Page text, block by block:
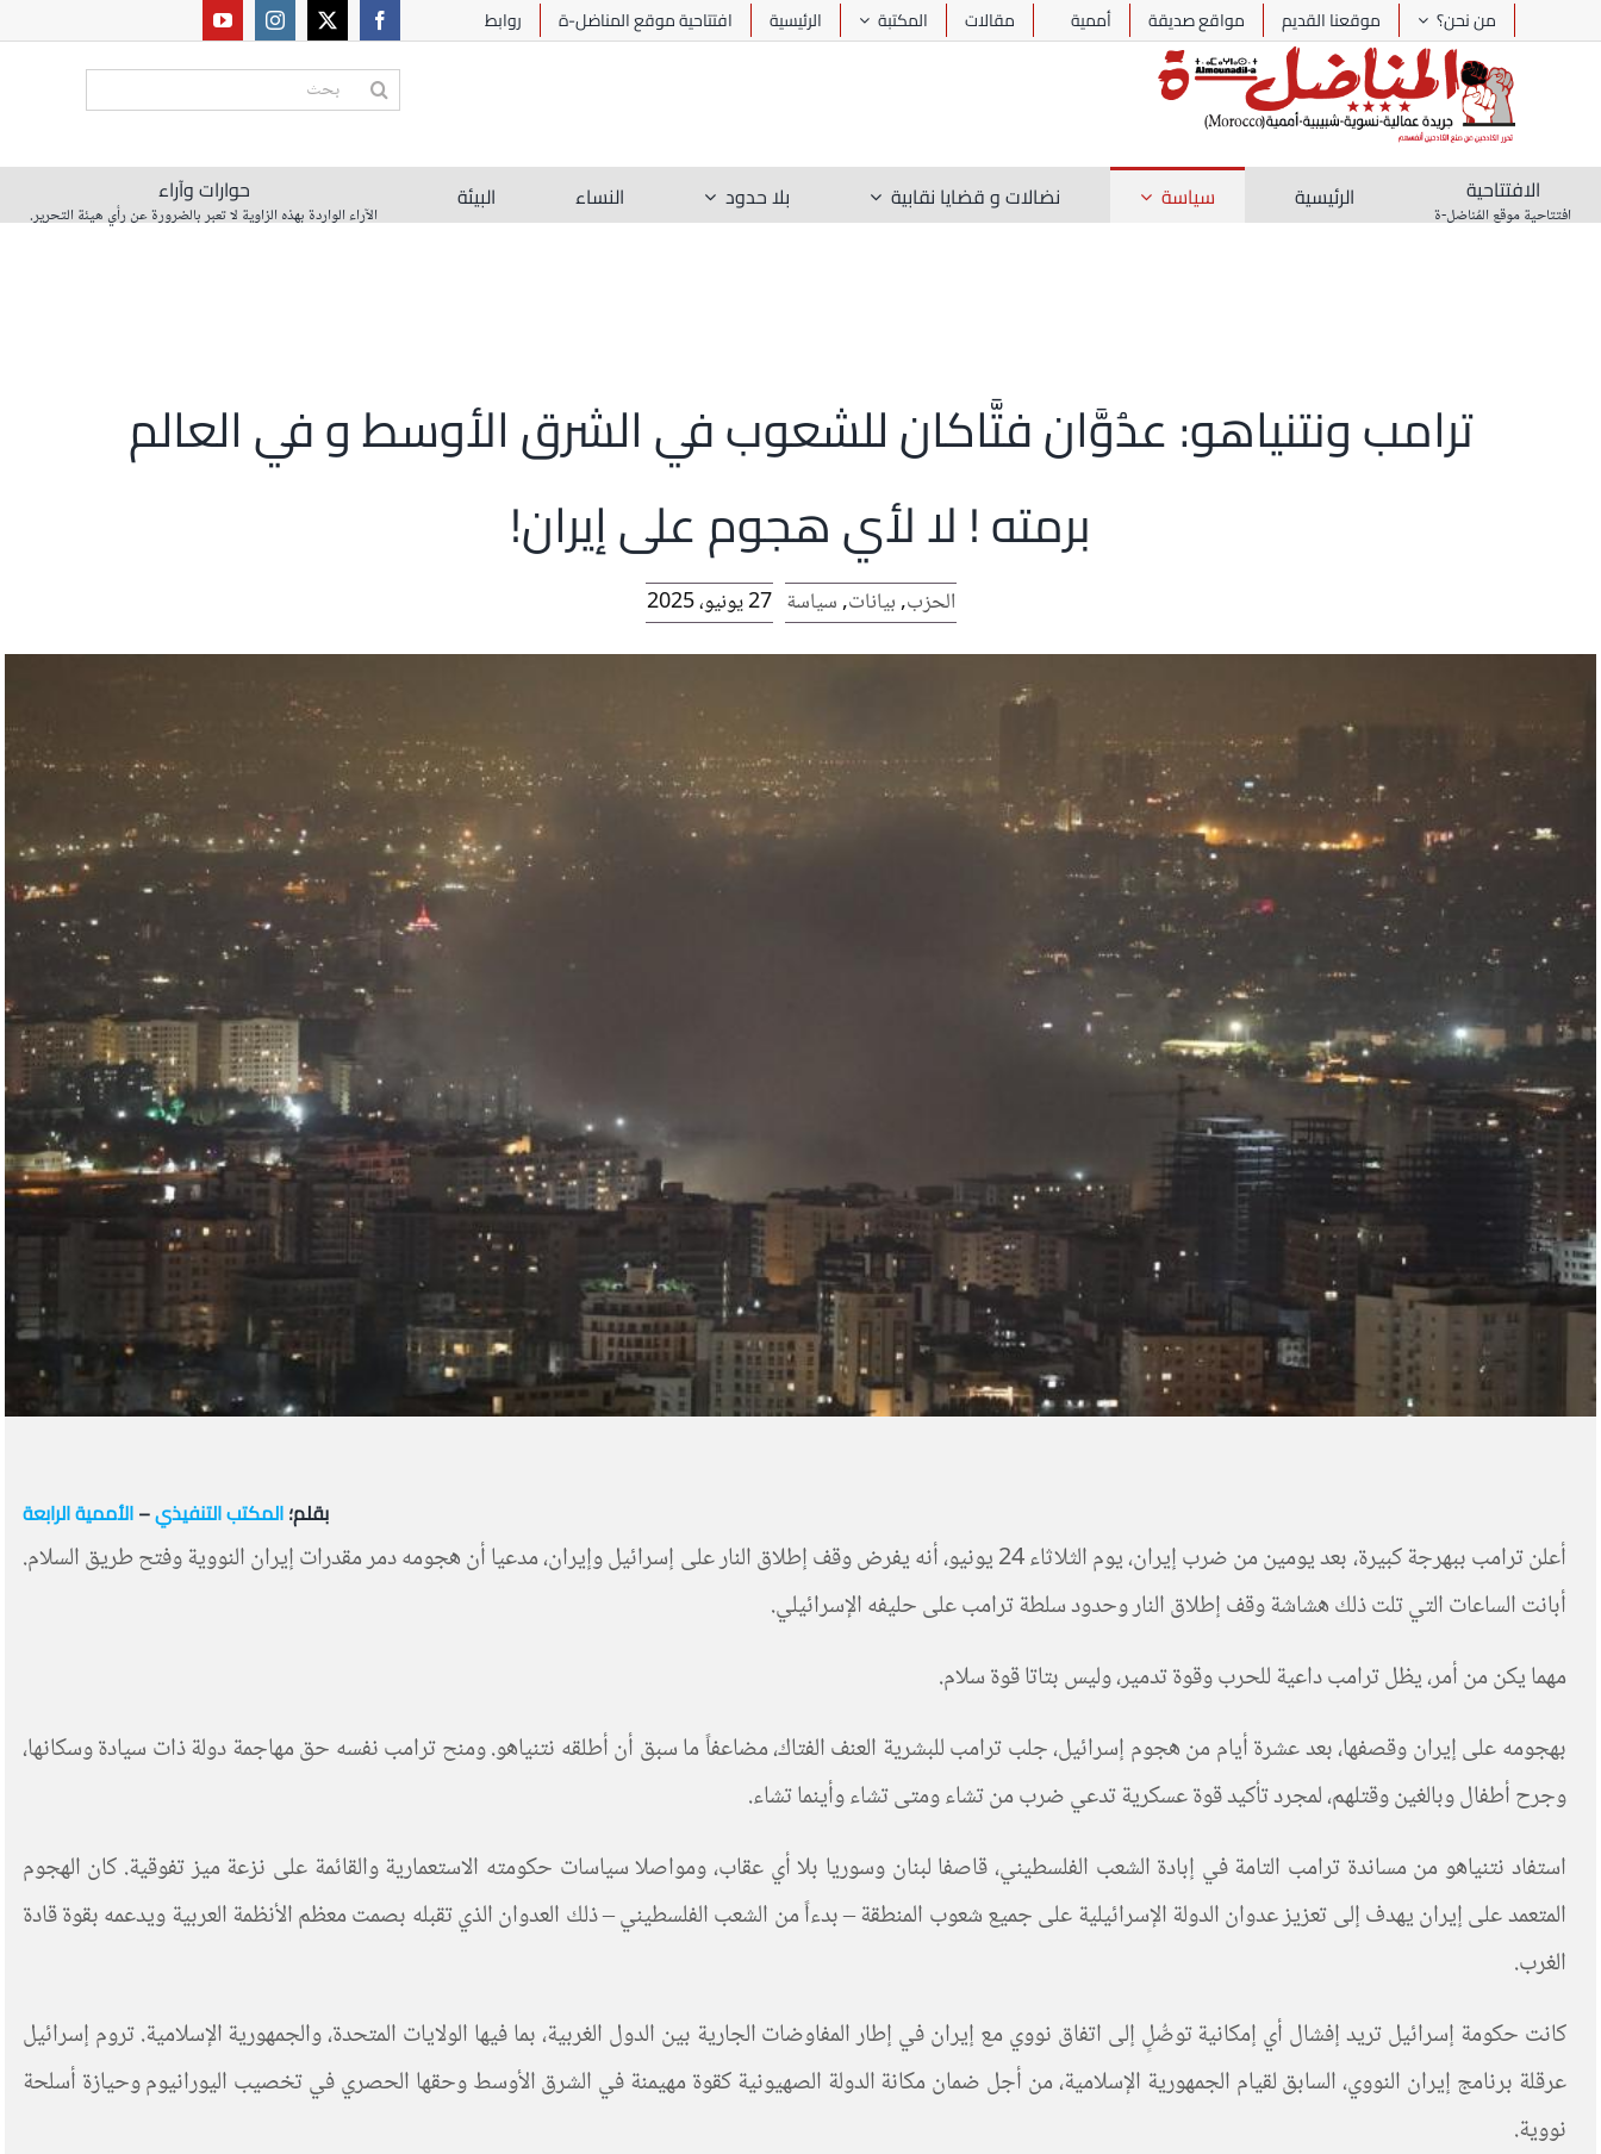
من نحن؟ موقعنا القديم مواقع صديقة أممية مقالات المكتبة الرئيسية افتتاحية موقع المناضل-ة روابط
البحث
الافتتاحية
افتتاحية موقع المُناضل-ة
الرئيسية سياسة نضالات و قضايا نقابية بلا حدود النساء البيئة حوارات وآراء
الآراء الواردة بهذه الزاوية لا تعبر بالضرورة عن رأي هيئة التحرير.
ترامب ونتنياهو: عدُوَّان فتَّاكان للشعوب في الشرق الأوسط و في العالم
برمته ! لا لأي هجوم على إيران!
الحزب,بيانات,سياسة 27 يونيو، 2025
بقلم؛المكتب التنفيذي–الأممية الرابعة
أعلن ترامب ببهرجة كبيرة، بعد يومين من ضرب إيران، يوم الثلاثاء 24 يونيو، أنه يفرض وقف إطلاق النار على إسرائيل وإيران، مدعيا أن هجومه دمر مقدرات إيران النووية وفتح طريق السلام.
أبانت الساعات التي تلت ذلك هشاشة وقف إطلاق النار وحدود سلطة ترامب على حليفه الإسرائيلي.
مهما يكن من أمر، يظل ترامب داعية للحرب وقوة تدمير، وليس بتاتا قوة سلام.
بهجومه على إيران وقصفها، بعد عشرة أيام من هجوم إسرائيل، جلب ترامب للبشرية العنف الفتاك، مضاعفاً ما سبق أن أطلقه نتنياهو. ومنح ترامب نفسه حق مهاجمة دولة ذات سيادةوسكانها،
وجرح أطفال وبالغين وقتلهم، لمجرد تأكيد قوة عسكرية تدعي ضرب من تشاء ومتى تشاء وأينما تشاء.
استفاد نتنياهو من مساندة ترامب التامة في إبادة الشعب الفلسطيني، قاصفا لبنان وسوريا بلا أي عقاب، ومواصلا سياسات حكومته الاستعمارية والقائمة على نزعة ميز تفوقية. كان الهجوم
المتعمد على إيران يهدف إلى تعزيز عدوان الدولة الإسرائيلية على جميع شعوب المنطقة – بدءاً من الشعب الفلسطيني – ذلك العدوان الذي تقبله بصمت معظم الأنظمة العربية ويدعمه بقوة قادة
الغرب.
كانت حكومة إسرائيل تريد إفشال أي إمكانية توصُّلٍ إلى اتفاق نووي مع إيران في إطار المفاوضات الجارية بين الدول الغربية، بما فيها الولايات المتحدة، والجمهورية الإسلامية. تروم إسرائيل
عرقلة برنامج إيران النووي، السابق لقيام الجمهورية الإسلامية، من أجل ضمان مكانة الدولة الصهيونية كقوة مهيمنة في الشرق الأوسط وحقها الحصري في تخصيب اليورانيوم وحيازة أسلحة
نووية.